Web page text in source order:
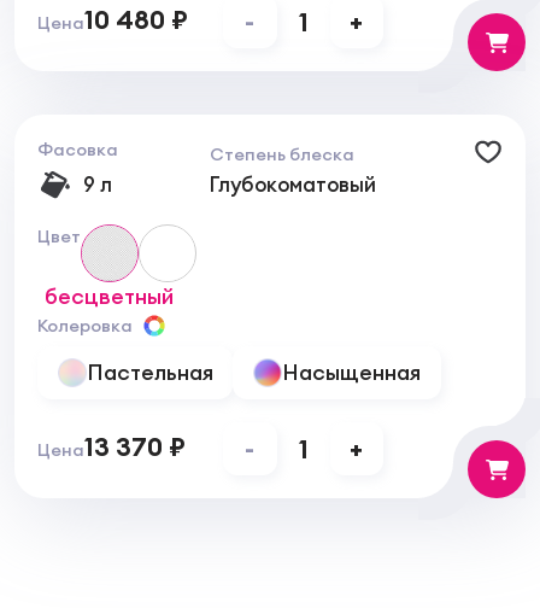
Цена10 480 ₽ - 1 +
Фасовка
9 л
Степень блеска
Глубокоматовый
Цвет
бесцветный
Колеровка
Пастельная Насыщенная
Цена13 370 ₽ - 1 +